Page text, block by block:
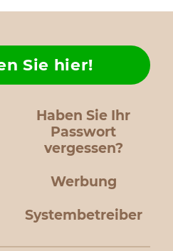
Haben Sie Ihr
Passwort
vergessen?
Sie hier!
Werbung
Systembetreiber